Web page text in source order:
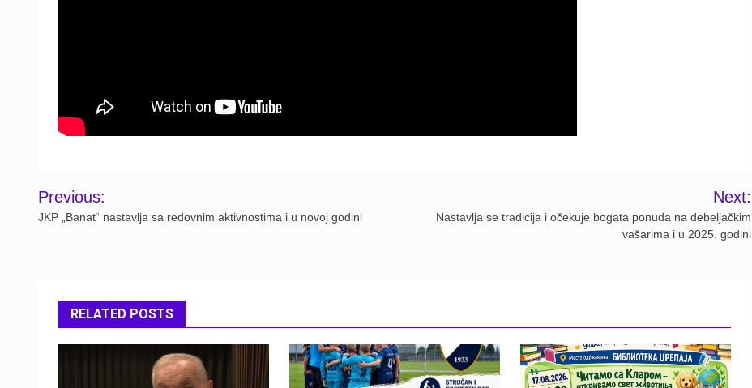
Post
navigation
Previous:
JKP „Banat“ nastavlja sa redovnim aktivnostima i u novoj godini
Next:
Nastavlja se tradicija i očekuje bogata ponuda na debeljačkim
vašarima i u 2025. godini
RELATED POSTS